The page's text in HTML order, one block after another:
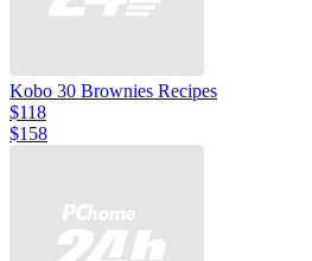
Kobo 30 Brownies Recipes
$118
$158